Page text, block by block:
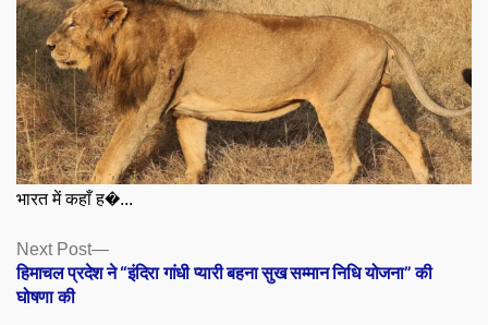
भारत में कहाँ ह�...
Posts
navigation
Next Post
Next
post:
हिमाचल प्रदेश ने “इंदिरा गांधी प्यारी बहना सुख सम्मान निधि योजना” की
घोषणा की